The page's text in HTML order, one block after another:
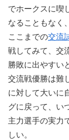
でホークスに喫
なることもなく
ここまでの交流
戦してみて、交
勝敗に出やすい
交流戦優勝は難
に対して大いに
グに戻って、い
主力選手の実力
しい。